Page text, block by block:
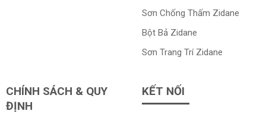
Sơn Chống Thấm Zidane
Bột Bả Zidane
Sơn Trang Trí Zidane
CHÍNH SÁCH & QUY
ĐỊNH
KẾT NỐI